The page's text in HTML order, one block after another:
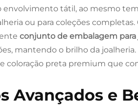
envolvimento tátil, ao mesmo
ou para coleções
conjunto de embalagem para
mantendo o brilho da
coloração preta premium que
Avançados e